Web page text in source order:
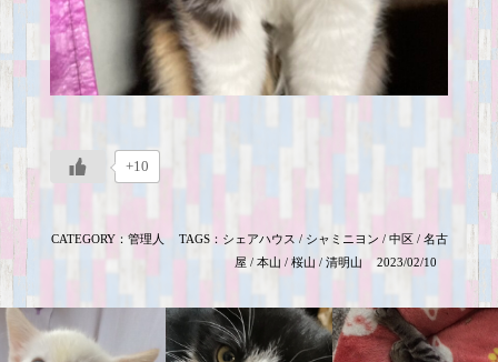
+10
CATEGORY：管理人 TAGS： シェアハウス / シャミニヨン /中区 /名古
屋 /本山 /桜山 /清明山 2023/02/10